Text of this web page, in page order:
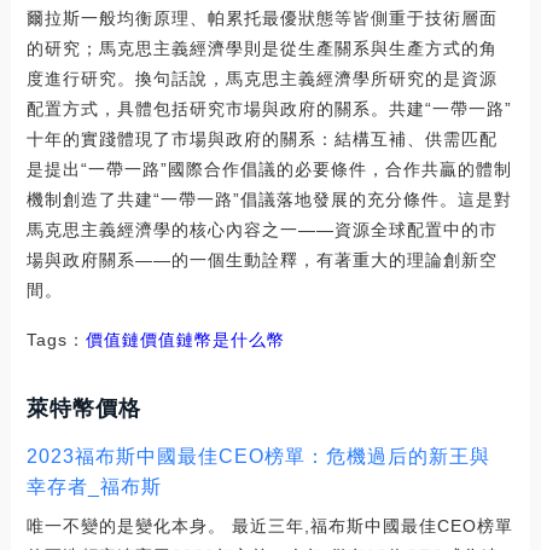
爾拉斯一般均衡原理、帕累托最優狀態等皆側重于技術層面
的研究；馬克思主義經濟學則是從生產關系與生產方式的角
度進行研究。換句話說，馬克思主義經濟學所研究的是資源
配置方式，具體包括研究市場與政府的關系。共建“一帶一路”
十年的實踐體現了市場與政府的關系：結構互補、供需匹配
是提出“一帶一路”國際合作倡議的必要條件，合作共贏的體制
機制創造了共建“一帶一路”倡議落地發展的充分條件。這是對
馬克思主義經濟學的核心內容之一——資源全球配置中的市
場與政府關系——的一個生動詮釋，有著重大的理論創新空
間。
Tags： 價值鏈價值鏈幣是什么幣
萊特幣價格
2023福布斯中國最佳CEO榜單：危機過后的新王與
幸存者_福布斯
唯一不變的是變化本身。 最近三年,福布斯中國最佳CEO榜單